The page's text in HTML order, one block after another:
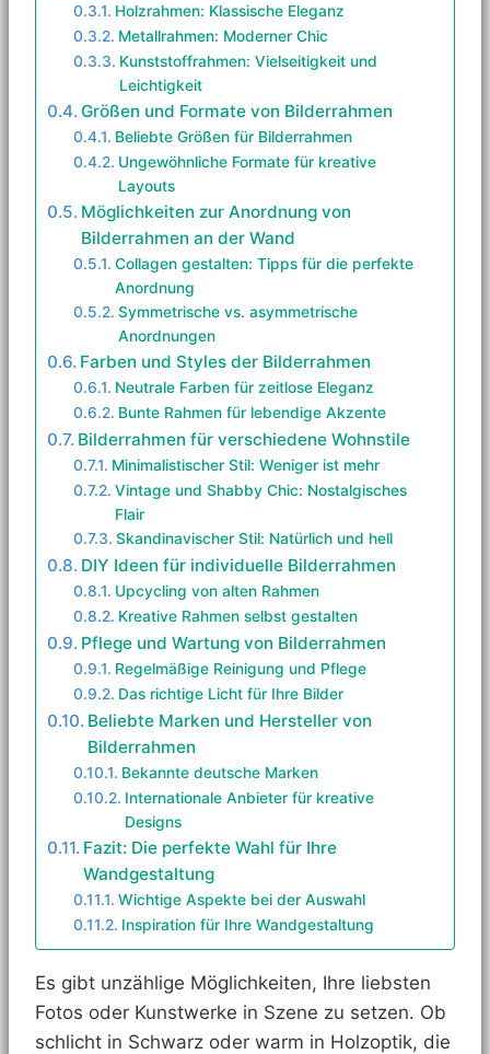
Holzrahmen: Klassische Eleganz
Metallrahmen: Moderner Chic
Kunststoffrahmen: Vielseitigkeit und
Leichtigkeit
Größen und Formate von Bilderrahmen
Beliebte Größen für Bilderrahmen
Ungewöhnliche Formate für kreative
Layouts
Möglichkeiten zur Anordnung von
Bilderrahmen an der Wand
Collagen gestalten: Tipps für die perfekte
Anordnung
Symmetrische vs. asymmetrische
Anordnungen
Farben und Styles der Bilderrahmen
Neutrale Farben für zeitlose Eleganz
Bunte Rahmen für lebendige Akzente
Bilderrahmen für verschiedene Wohnstile
Minimalistischer Stil: Weniger ist mehr
Vintage und Shabby Chic: Nostalgisches
Flair
Skandinavischer Stil: Natürlich und hell
DIY Ideen für individuelle Bilderrahmen
Upcycling von alten Rahmen
Kreative Rahmen selbst gestalten
Pflege und Wartung von Bilderrahmen
Regelmäßige Reinigung und Pflege
Das richtige Licht für Ihre Bilder
Beliebte Marken und Hersteller von
Bilderrahmen
Bekannte deutsche Marken
Internationale Anbieter für kreative
Designs
Fazit: Die perfekte Wahl für Ihre
Wandgestaltung
Wichtige Aspekte bei der Auswahl
Inspiration für Ihre Wandgestaltung
Es gibt unzählige Möglichkeiten, Ihre liebsten
Fotos oder Kunstwerke in Szene zu setzen. Ob
schlicht in Schwarz oder warm in Holzoptik, die